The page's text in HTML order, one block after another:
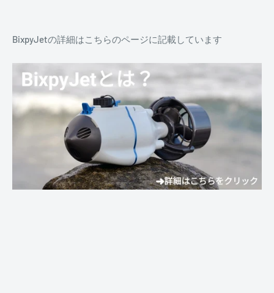
BixpyJetの詳細はこちらのページに記載しています